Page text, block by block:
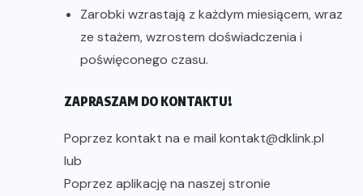
Zarobki wzrastają z każdym miesiącem, wraz
ze stażem, wzrostem doświadczenia i
poświęconego czasu.
ZAPRASZAM DO KONTAKTU!
Poprzez kontakt na e mail kontakt@dklink.pl
lub
Poprzez aplikację na naszej stronie